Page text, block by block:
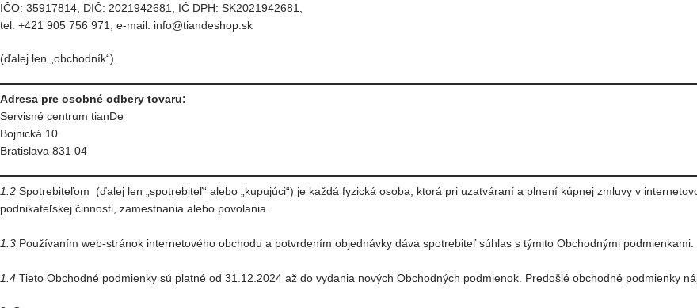
IČO: 35917814, DIČ: 2021942681, IČ DPH: SK2021942681,
tel. +421 905 756 971, e-mail: info@tiandeshop.sk
(ďalej len „obchodník“).
Adresa pre osobné odbery tovaru:
Servisné centrum tianDe
Bojnická 10
Bratislava 831 04
1.2 Spotrebiteľom (ďalej len „spotrebiteľ“ alebo „kupujúci“) je každá fyzická osoba, ktorá pri uzatváraní a plnení kúpnej zmluvy v
podnikateľskej činnosti, zamestnania alebo povolania.
1.3 Používaním web-stránok internetového obchodu a potvrdením objednávky dáva spotrebiteľ súhlas s týmito Obchodnými podmienkami.
1.4 Tieto Obchodné podmienky sú platné od 31.12.2024 až do vydania nových Obchodných podmienok. Predošlé obchodné podmienky